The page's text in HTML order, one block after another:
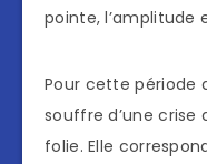
pointe, l’amplitude
Pour cette période
souffre d’une crise
folie. Elle